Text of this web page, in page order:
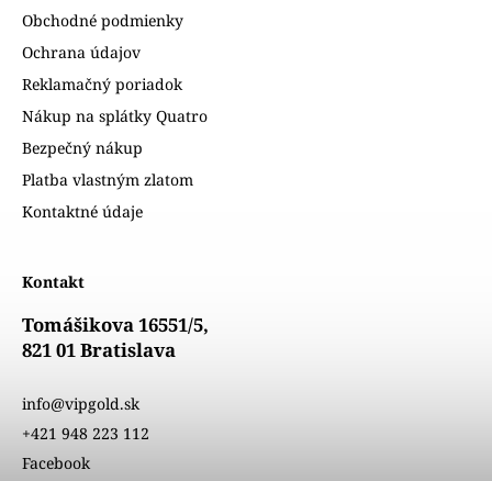
Obchodné podmienky
Ochrana údajov
Reklamačný poriadok
Nákup na splátky Quatro
Bezpečný nákup
Platba vlastným zlatom
Kontaktné údaje
Kontakt
Tomášikova 16551/5,
821 01 Bratislava
info@vipgold.sk
+421 948 223 112
Facebook